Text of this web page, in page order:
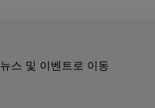
뉴스 및 이벤트로 이동